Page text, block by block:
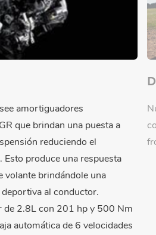
amortiguadores
que brindan una puesta a
reduciendo el
produce una respuesta
volante brindándole una
al conductor.
de 2.8L con 201 hp y 500 Nm
automática de 6 velocidades